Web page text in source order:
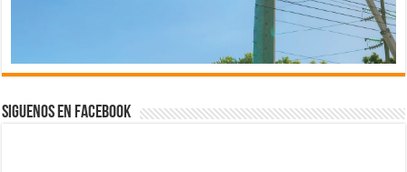
Siguenos en Facebook